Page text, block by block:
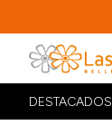
DESTACADOS